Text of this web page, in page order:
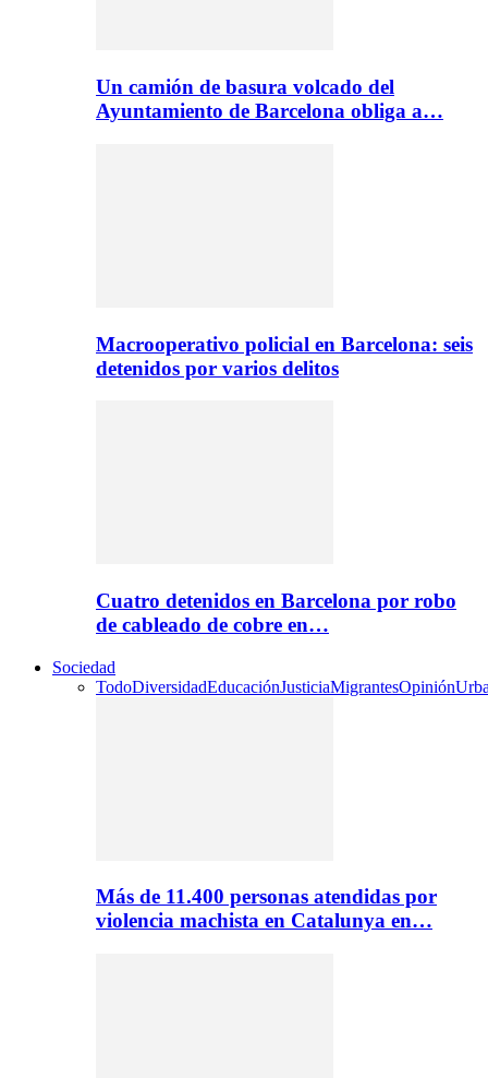
Un camión de basura volcado del
Ayuntamiento de Barcelona obliga a…
Macrooperativo policial en Barcelona: seis
detenidos por varios delitos
Cuatro detenidos en Barcelona por robo
de cableado de cobre en…
Sociedad
TodoDiversidadEducaciónJusticiaMigrantesOpinión
Más de 11.400 personas atendidas por
violencia machista en Catalunya en…